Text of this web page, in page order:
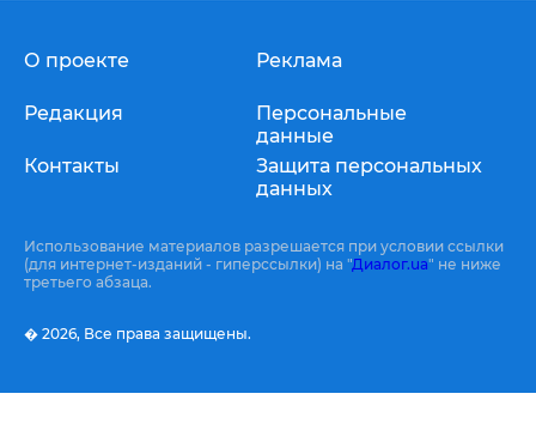
О проекте
Редакция
Контакты
Реклама
Персональные
данные
Защита персональных
данных
Использование материалов разрешается при условии ссылки
(для интернет-изданий - гиперссылки) на "Диалог.ua" не ниже
третьего абзаца.
� 2026, Все права защищены.